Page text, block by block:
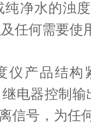
纯净水的浊
任何需要使
产品结构
电器控制
信号，为任